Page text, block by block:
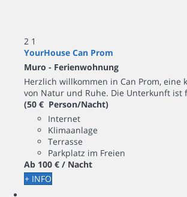
2 1
YourHouse Can Prom
Muro - Ferienwohnung
Herzlich willkommen in Can Prom, eine
von Natur und Ruhe. Die Unterkunft ist
(50 € Person/Nacht)
Internet
Klimaanlage
Terrasse
Parkplatz im Freien
Ab 100 € / Nacht
+ INFO